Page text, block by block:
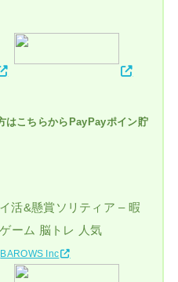
はこちらからPayPayポイン貯
活&懸賞ソリティア – 暇
ーム 脳トレ 人気
BAROWS Inc